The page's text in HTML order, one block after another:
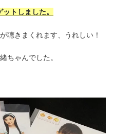
トしました。
聴きまくれます、うれしい！
ちゃんでした。